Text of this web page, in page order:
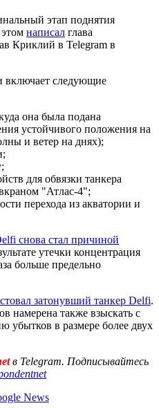
этап поднятия
написал глава
Криклий в Telegram в
включает следующие
она была подана
устойчивого положения на
и ветер на днях);
для обвязки танкера
"Атлас-4";
перехода из акватории и
снова стал причиной
утечки концентрация
больше предельно
затонувший танкер Delfi.
намерена также взыскать с
убытков в размере более двух
в Telegram. Подписывайтесь
News